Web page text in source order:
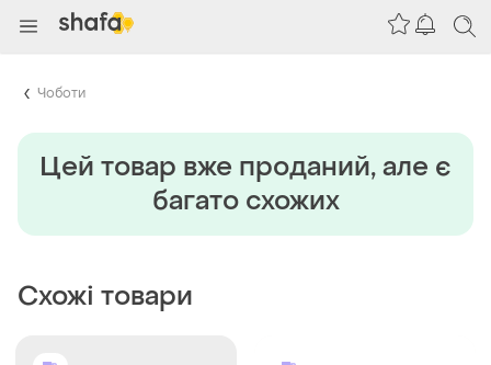
Чоботи
Цей товар вже проданий, але є
багато схожих
Схожі товари